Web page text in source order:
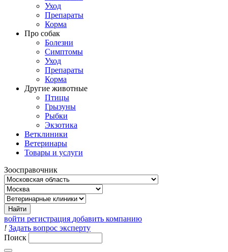
Уход
Препараты
Корма
Про собак
Болезни
Симптомы
Уход
Препараты
Корма
Другие животные
Птицы
Грызуны
Рыбки
Экзотика
Ветклиники
Ветеринары
Товары и услуги
Зоосправочник
войти регистрация добавить компанию
! Задать вопрос эксперту
Поиск